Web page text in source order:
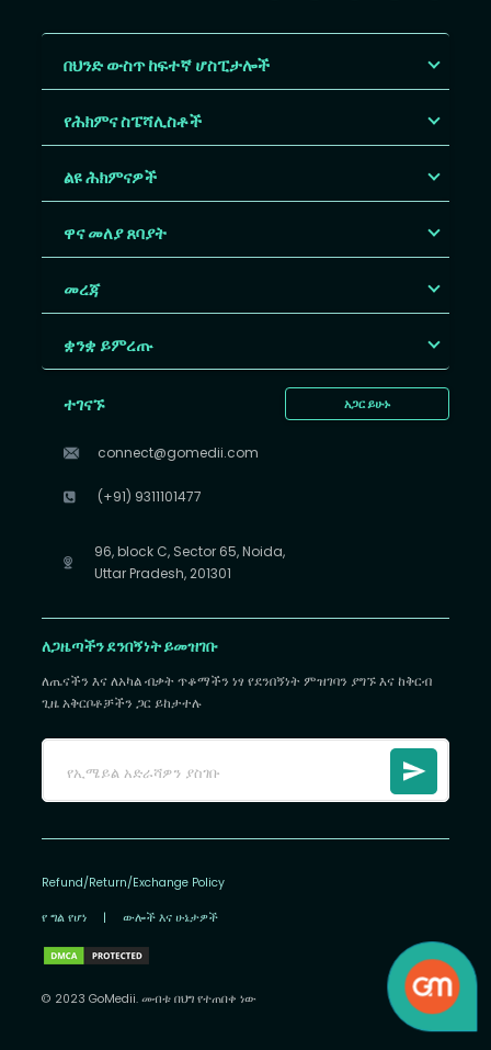
በህንድ ውስጥ ከፍተኛ ሆስፒታሎች
የሕክምና ስፔሻሊስቶች
ልዩ ሕክምናዎች
ዋና መለያ ጸባያት
መረጃ
ቋንቋ ይምረጡ
አጋር ይሁኑ
ተገናኙ
connect@gomedii.com
(+91) 9311101477
96, block C, Sector 65, Noida,
Uttar Pradesh, 201301
ለጋዜጣችን ደንበኝነት ይመዝገቡ
ለጤናችን እና ለአካል ብቃት ጥቆማችን ነፃ የደንበኝነት ምዝገባን ያግኙ እና ከቅርብ
ጊዜ አቅርቦቶቻችን ጋር ይከታተሉ
Refund/Return/Exchange Policy
የ ግል የሆነ | ውሎች እና ሁኔታዎች
© 2023 GoMedii. መብቱ በህግ የተጠበቀ ነው